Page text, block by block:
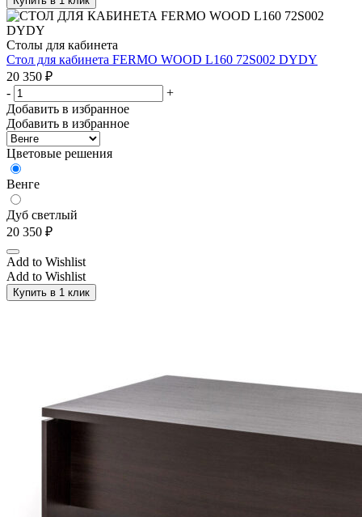
Столы для кабинета
Стол для кабинета FERMO WOOD L160 72S002 DYDY
20 350 ₽
-
+
Добавить в избранное
Добавить в избранное
Цветовые решения
Венге
Дуб светлый
20 350 ₽
Add to Wishlist
Add to Wishlist
Купить в 1 клик